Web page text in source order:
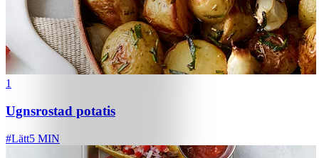
1
Ugnsrostad potatis
#Lätt5 MIN